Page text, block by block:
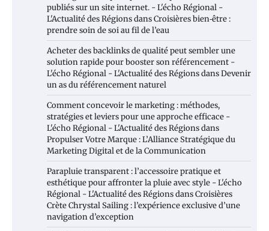
publiés sur un site internet. - L'écho Régional -
L'Actualité des RégionsdansCroisières bien‑être :
prendre soin de soi au fil de l’eau
Acheter des backlinks de qualité peut sembler une
solution rapide pour booster son référencement -
L'écho Régional - L'Actualité des RégionsdansDevenir
un as du référencement naturel
Comment concevoir le marketing : méthodes,
stratégies et leviers pour une approche efficace -
L'écho Régional - L'Actualité des Régionsdans
Propulser Votre Marque : L’Alliance Stratégique du
Marketing Digital et de la Communication
Parapluie transparent : l’accessoire pratique et
esthétique pour affronter la pluie avec style - L'écho
Régional - L'Actualité des RégionsdansCroisières
Crète Chrystal Sailing : l’expérience exclusive d’une
navigation d’exception